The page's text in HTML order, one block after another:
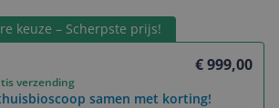
keuze – Scherpste prijs!
€ 999,00
verzending
samen met korting!